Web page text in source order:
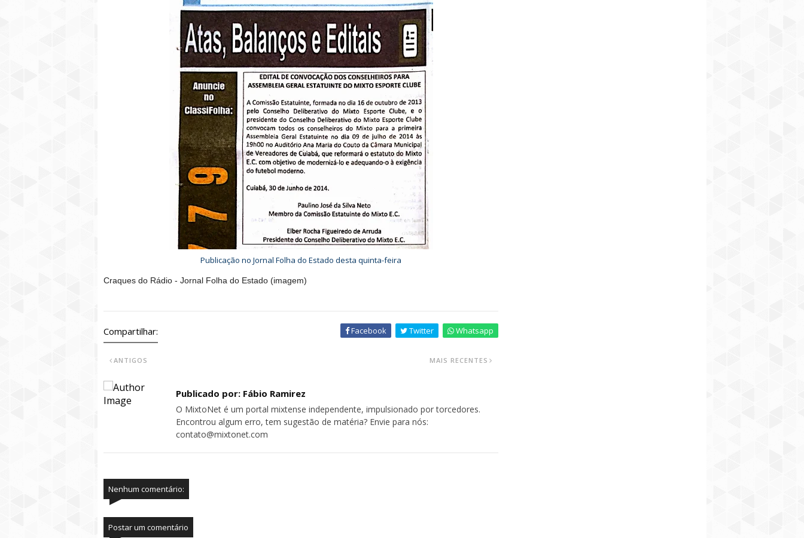
Publicação no Jornal Folha do Estado desta quinta-feira
Craques do Rádio - Jornal Folha do Estado (imagem)
Compartilhar: Facebook Twitter Whatsapp
MAIS RECENTES
ANTIGOS
Publicado por: Fábio Ramirez
O MixtoNet é um portal mixtense independente, impulsionado por torcedores.
Encontrou algum erro, tem sugestão de matéria? Envie para nós:
contato@mixtonet.com
Nenhum comentário:
Postar um comentário